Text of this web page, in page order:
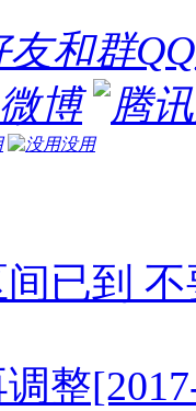
博
没用
已到
整